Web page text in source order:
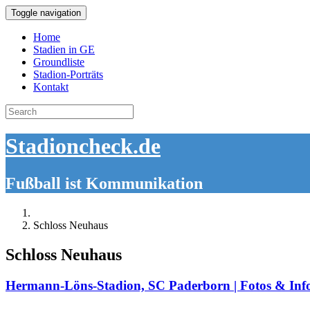
Toggle navigation
Home
Stadien in GE
Groundliste
Stadion-Porträts
Kontakt
Search
for:
Stadioncheck.de
Fußball ist Kommunikation
Schloss Neuhaus
Schloss Neuhaus
Hermann-Löns-Stadion, SC Paderborn | Fotos &